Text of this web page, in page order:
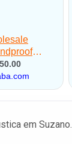
em Suzano.